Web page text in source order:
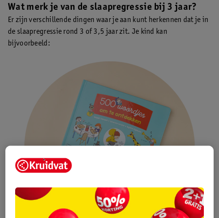
Wat merk je van de slaapregressie bij 3 jaar?
Er zijn verschillende dingen waar je aan kunt herkennen dat je in
de slaapregressie rond 3 of 3,5 jaar zit. Je kind kan
bijvoorbeeld: